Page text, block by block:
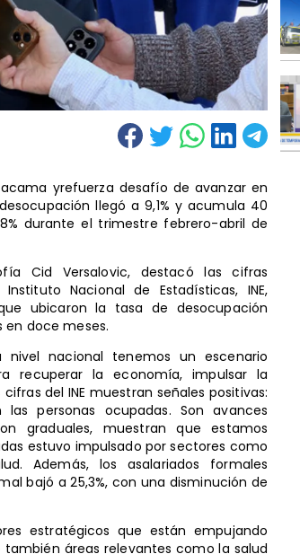
yrefuerza desafío de avanzar en
llegó a 9,1% y acumula 40
durante el trimestre febrero-abril de
Cid Versalovic, destacó las cifras
Nacional de Estadísticas, INE,
ubicaron la tasa de desocupación
en doce meses.
nivel nacional tenemos un escenario
recuperar la economía, impulsar la
del INE muestran señales positivas:
personas ocupadas. Son avances
graduales, muestran que estamos
estuvo impulsado por sectores como
Además, los asalariados formales
bajó a 25,3%, con una disminución de
estratégicos que están empujando
áreas relevantes como la salud